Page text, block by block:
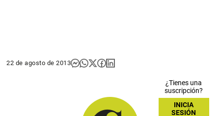
22 de agosto de 2013
¿Tienes una
suscripción?
INICIA
SESIÓN